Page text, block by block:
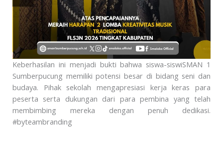
Keberhasilan ini menjadi bukti bahwa siswa-siswiSMAN 1
Sumberpucung memiliki potensi besar di bidang seni dan
budaya. Pihak sekolah mengapresiasi kerja keras para
peserta serta dukungan dari para pembina yang telah
membimbing mereka dengan penuh dedikasi.
#byteambranding